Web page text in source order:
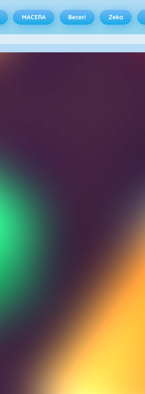
MACERA Beceri Zeka